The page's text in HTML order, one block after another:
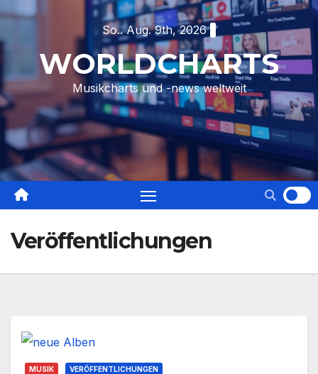
Skip
content
So.. Aug. 9th, 2026
WORLDCHARTS
Musikcharts und -news weltweit
Veröffentlichungen
MUSIK VERÖFFENTLICHUNGEN